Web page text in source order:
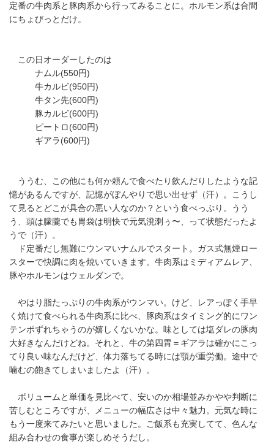
定番の牛肉系と豚肉系から行ってみることに。ホルモン系は合間
にちょびっとだけ。
この日オーダーしたのは
ナムル(550円)
牛カルビ(950円)
牛タン先(600円)
豚カルビ(600円)
ピートロ(600円)
ギアラ(600円)
ううむ、この他にも何か頼んで食べたり飲んだりしたような記
憶があるんですが、記憶がぼんやりで思い出せず（汗）。こうし
て見るとどこが具合の悪い人なのか？という食べっぷり。うう
う、頭は朦朧でも胃袋は明快で元気溌溂ぅ〜、って状態だったよ
うで（汗）。
ド定番だし無難にウンマいナムルでスタート。ガス式無煙ロー
スターで快調に肉を焼いていきます。牛肉系はミディアムレア、
豚やホルモンはウェルダンで。
やはり脂たっぷりの牛肉系がウンマい。けど、レアっぽく手早
く焼けて食べられる牛肉系に比べ、豚肉系はタイミング的にワン
テンポずれちゃうのが嬉しくないかな。味としては塩ダレの豚肉
大好きなんだけどね。それと、牛の第四胃＝ギアラは確かにこっ
てり良い味なんだけど、体力落ちてる時には顎が重労働。途中で
噛むの飽きてしまいましたよ（汗）。
ボリュームと単価を見比べて、安いのか相場並みかやや判断に
苦しむところですが、メニューの幅広さは中々魅力。元気な時に
もう一度来てみたいと思いました。ご飯系も充実してて、色んな
組み合わせの食事が楽しめそうだし。